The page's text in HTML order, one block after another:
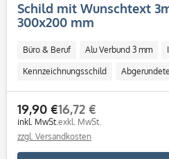
Schild mit Wunschtext
300x200 mm
Büro & Beruf Alu Verbund 3 mm
Kennzeichnungsschild
Indoor Outdoor
19,90 €
inkl. MwSt.
16,72 €
exkl. MwSt.
zzgl. Versandkosten